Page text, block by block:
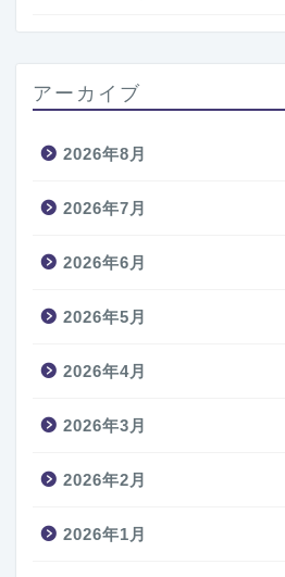
アーカイブ
2026年8月
2026年7月
2026年6月
2026年5月
2026年4月
2026年3月
2026年2月
2026年1月